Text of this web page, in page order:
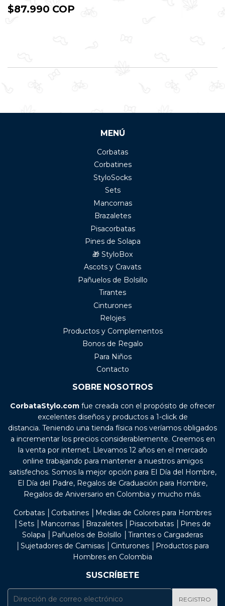
PRECIO
$87.990 COP
MENÚ
Corbatas
Corbatines
StyloSocks
Sets
Mancornas
Brazaletes
Pisacorbatas
Pines de Solapa
🎁 StyloBox
Ascots y Cravats
Pañuelos de Bolsillo
Tirantes
Cinturones
Relojes
Productos y Complementos
Bonos de Regalo
Para Niños
Contacto
SOBRE NOSOTROS
CorbataStylo.com fue creada con el propósito de ofrecer
excelentes diseños y productos a 1-click de
distancia. Teniendo una tienda física nos veríamos obligados
a incrementar los precios considerablemente. Creemos en
la venta por internet. Llevamos 12 años en el mercado
online trabajando para mantener a nuestros amigos
satisfechos. Somos la mejor opción para El Día del Hombre,
El Día del Padre, Regalos de Graduación para Hombre,
Regalos de Aniversario en Colombia y mucho más.
Corbatas │Corbatines │Medias de Colores para Hombres
│Sets │Mancornas │Brazaletes │Pisacorbatas │Pines de
Solapa │Pañuelos de Bolsillo │Tirantes o Cargaderas
│Sujetadores de Camisas │Cinturones │Productos para
Hombres en Colombia
SUSCRÍBETE
E-
REGISTRO